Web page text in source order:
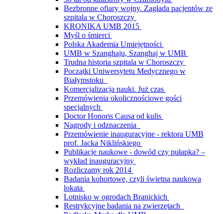
Bezbronne ofiary wojny. Zagłada pacjentów ze
szpitala w Choroszczy
KRONIKA UMB 2015
Myśl o śmierci
Polska Akademia Umiejętności
UMB w Szanghaju, Szanghaj w UMB
Trudna historia szpitala w Choroszczy
Początki Uniwersytetu Medycznego w
Białymstoku
Komercjalizacja nauki. Już czas
Przemówienia okolicznościowe gości
specjalnych
Doctor Honoris Causa od kulis
Nagrody i odznaczenia
Przemówienie inauguracyjne - rektora UMB
prof. Jacka Niklińskiego
Publikacje naukowe - dowód czy pułapka? –
wykład inauguracyjny
Rozliczamy rok 2014
Badania kohortowe, czyli świetna naukowa
lokata
Lotnisko w ogrodach Branickich
Restrykcyjne badania na zwierzętach